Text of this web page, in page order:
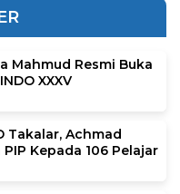
Mahmud Resmi Buka
XXXV
Takalar, Achmad
Kepada 106 Pelajar